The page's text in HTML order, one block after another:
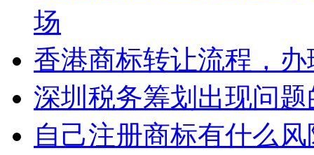
场
香港商标转让流程，
深圳税务筹划出现问
自己注册商标有什么